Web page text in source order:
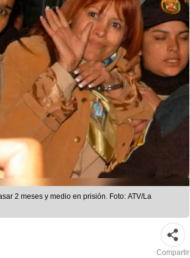
2 meses y medio en prisión. Foto: ATV/La
Compartir